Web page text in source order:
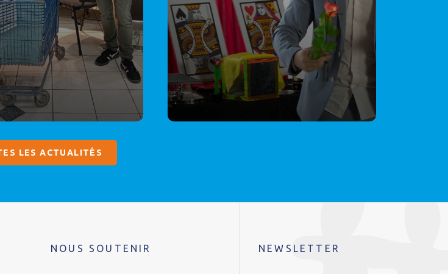
LES ACTUALITÉS
NOUS SOUTENIR NEWSLETTER